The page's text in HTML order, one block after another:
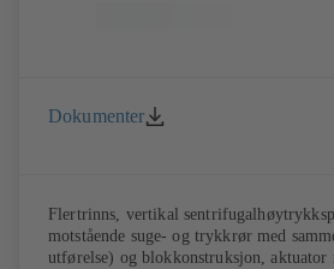
Dokumenter
Flertrinns, vertikal
motstående suge- og trykkrør med
utførelse) og blokkonstruksjon, aktuator